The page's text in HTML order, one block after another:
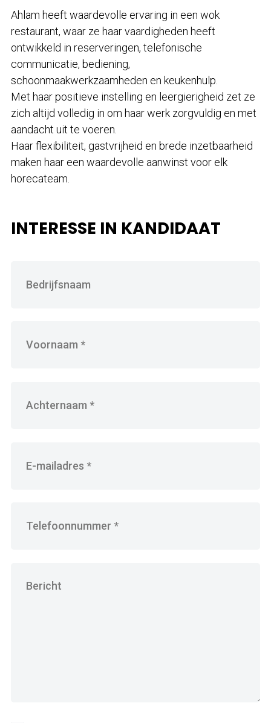
Ahlam heeft waardevolle ervaring in een wok
restaurant, waar ze haar vaardigheden heeft
ontwikkeld in reserveringen, telefonische
communicatie, bediening,
schoonmaakwerkzaamheden en keukenhulp.
Met haar positieve instelling en leergierigheid zet ze
zich altijd volledig in om haar werk zorgvuldig en met
aandacht uit te voeren.
Haar flexibiliteit, gastvrijheid en brede inzetbaarheid
maken haar een waardevolle aanwinst voor elk
horecateam.
INTERESSE IN KANDIDAAT